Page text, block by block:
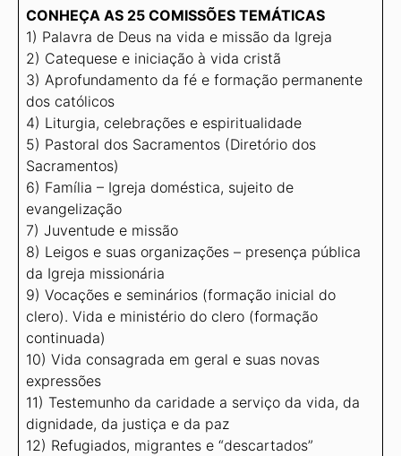
CONHEÇA AS 25 COMISSÕES TEMÁTICAS
1) Palavra de Deus na vida e missão da Igreja
2) Catequese e iniciação à vida cristã
3) Aprofundamento da fé e formação permanente
dos católicos
4) Liturgia, celebrações e espiritualidade
5) Pastoral dos Sacramentos (Diretório dos
Sacramentos)
6) Família – Igreja doméstica, sujeito de
evangelização
7) Juventude e missão
8) Leigos e suas organizações – presença pública
da Igreja missionária
9) Vocações e seminários (formação inicial do
clero). Vida e ministério do clero (formação
continuada)
10) Vida consagrada em geral e suas novas
expressões
11) Testemunho da caridade a serviço da vida, da
dignidade, da justiça e da paz
12) Refugiados, migrantes e “descartados”